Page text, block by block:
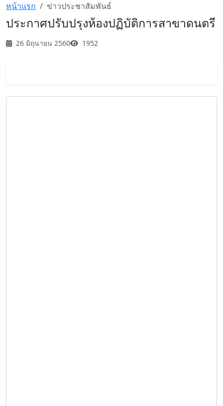
หน้าแรก ข่าวประชาสัมพันธ์
ประกาศปรับปรุงห้องปฏิบัติการสาขาดนตรี
26 มิถุนายน 2560 1952